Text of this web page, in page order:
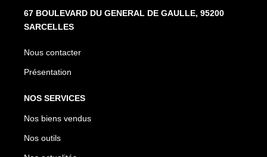
67 BOULEVARD DU GENERAL DE GAULLE, 95200
SARCELLES
Nous contacter
Présentation
NOS SERVICES
Nos biens vendus
Nos outils